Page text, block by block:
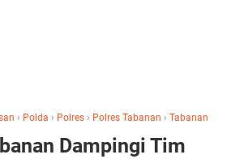
› Polda › Polres › Polres Tabanan › Tabanan
Dampingi Tim